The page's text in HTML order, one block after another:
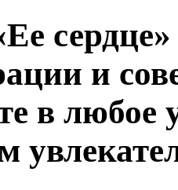
и
в любое